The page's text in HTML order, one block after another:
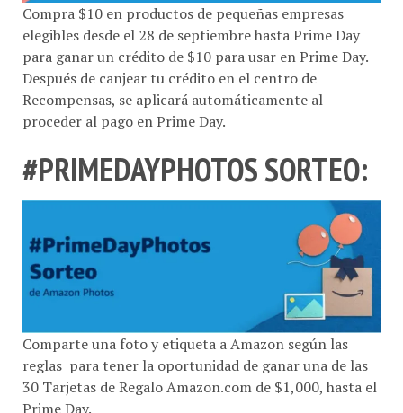
Compra $10 en productos de pequeñas empresas
elegibles desde el 28 de septiembre hasta Prime Day
para ganar un crédito de $10 para usar en Prime Day.
Después de canjear tu crédito en el centro de
Recompensas, se aplicará automáticamente al
proceder al pago en Prime Day.
#PRIMEDAYPHOTOS SORTEO:
Comparte una foto y etiqueta a Amazon según las
reglas para tener la oportunidad de ganar una de las
30 Tarjetas de Regalo Amazon.com de $1,000, hasta el
Prime Day.